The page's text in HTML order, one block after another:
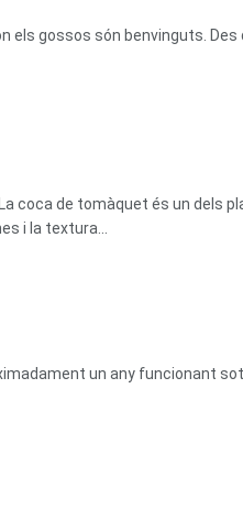
els gossos són benvinguts. Des
coca de tomàquet és un dels
i la textura...
un any funcionant